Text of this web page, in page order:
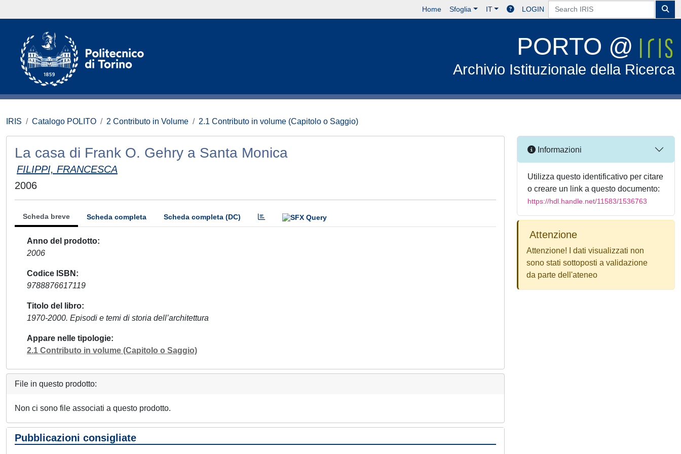
Home Sfoglia IT LOGIN
PORTO @
Archivio Istituzionale della Ricerca
IRIS Catalogo POLITO 2 Contributo in Volume 2.1 Contributo in volume (Capitolo o Saggio)
La casa di Frank O. Gehry a Santa Monica
FILIPPI, FRANCESCA
2006
Scheda breve Scheda completa Scheda completa (DC)
Anno del prodotto
2006
Codice ISBN
9788876617119
Titolo del libro
1970-2000. Episodi e temi di storia dell’architettura
Appare nelle tipologie
2.1 Contributo in volume (Capitolo o Saggio)
File in questo prodotto:
Non ci sono file associati a questo prodotto.
Pubblicazioni consigliate
Informazioni
Utilizza questo identificativo per citare
o creare un link a questo documento:
https://hdl.handle.net/11583/1536763
Attenzione
Attenzione! I dati visualizzati non
sono stati sottoposti a validazione
da parte dell'ateneo